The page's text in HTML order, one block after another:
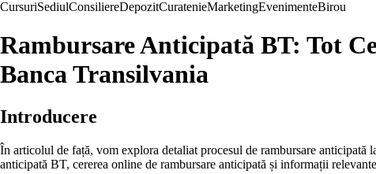
CursuriSediulConsiliereDepozitCuratenieMarketingEvenimenteBirou
Rambursare Anticipată BT: Tot
Banca Transilvania
Introducere
În articolul de față, vom explora detaliat procesul de rambursare
anticipată BT, cererea online de rambursare anticipată și informații